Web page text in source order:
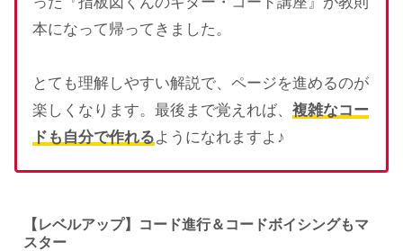
本になって帰ってきました。
とても理解しやすい解説で、ページを進めるのが
楽しくなります。最後まで覚えれば、 複雑なコー
ドも自分で作れるようになれますよ♪
【レベルアップ】コード進行＆コードボイシングもマ
スター